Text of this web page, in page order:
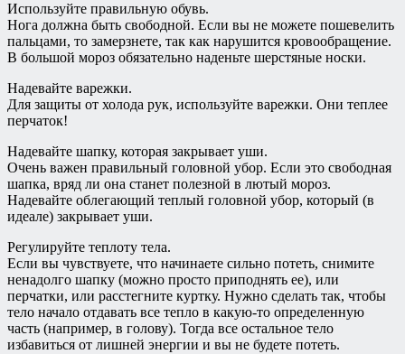
Используйте правильную обувь.
Нога должна быть свободной. Если вы не можете пошевелить
пальцами, то замерзнете, так как нарушится кровообращение.
В большой мороз обязательно наденьте шерстяные носки.
Надевайте варежки.
Для защиты от холода рук, используйте варежки. Они теплее
перчаток!
Надевайте шапку, которая закрывает уши.
Очень важен правильный головной убор. Если это свободная
шапка, вряд ли она станет полезной в лютый мороз.
Надевайте облегающий теплый головной убор, который (в
идеале) закрывает уши.
Регулируйте теплоту тела.
Если вы чувствуете, что начинаете сильно потеть, снимите
ненадолго шапку (можно просто приподнять ее), или
перчатки, или расстегните куртку. Нужно сделать так, чтобы
тело начало отдавать все тепло в какую-то определенную
часть (например, в голову). Тогда все остальное тело
избавиться от лишней энергии и вы не будете потеть.